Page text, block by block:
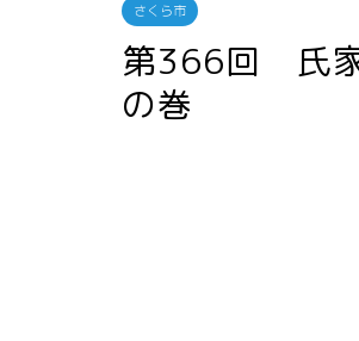
さくら市
第366回 氏
の巻